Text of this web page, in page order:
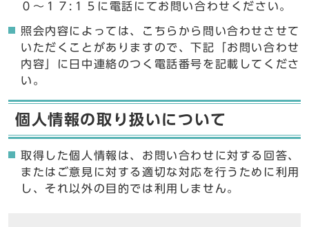
０〜１７:１５に電話にてお問い合わせください。
照会内容によっては、こちらから問い合わせさせて
いただくことがありますので、下記「お問い合わせ
内容」に日中連絡のつく電話番号を記載してくださ
い。
個人情報の取り扱いについて
取得した個人情報は、お問い合わせに対する回答、
またはご意見に対する適切な対応を行うために利用
し、それ以外の目的では利用しません。